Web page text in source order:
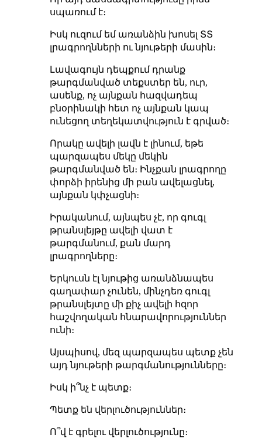
սպառում է։
Իսկ ուզում եմ առանձին խոսել ՏՏ
լրագրողնների ու նյութերի մասին։
Լավագույն դեպքում դրանք
թարգմանված տեքստեր են, ուր,
ասենք, ոչ այնքան հազվադեպ
բնօրինակի հետ ոչ այնքան կապ
ունեցող տեղեկատվություն է գրված։
Որակը ավելի լավն է լինում, եթե
պարզապես մեկը մեկին
թարգմանված են։ Ինչքան լրագրողը
փորձի իրենից մի բան ավելացնել,
այնքան կփչացնի։
Իրականում, այնպես չէ, որ գուգլ
թրանսլեյթը ավելի վատ է
թարգմանում, քան մարդ
լրագրողները։
Երկուսն էլ նյութից առանձնապես
գաղափար չունեն, մինչդեռ գուգլ
թրանսլեյտը մի քիչ ավելի հզոր
հաշվողական հնարավորություններ
ունի։
Այսպիսով, մեզ պարզապես պետք չեն
այդ նյութերի թարգմանությունները։
Իսկ ի՞նչ է պետք։
Պետք են վերլուծություններ։
Ո՞վ է գրելու վերլուծությունը։